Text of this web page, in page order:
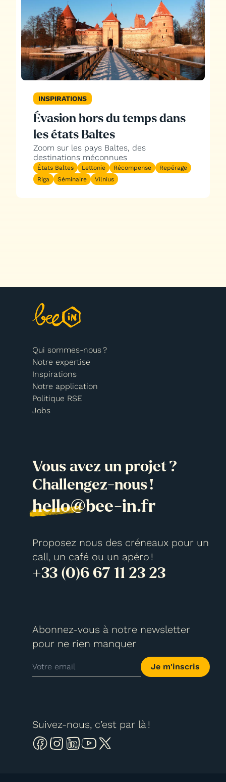
INSPIRATIONS
Évasion hors du temps dans
les états Baltes
Zoom sur les pays Baltes, des
destinations méconnues
États Baltes Lettonie Récompense
Repérage
Riga
Séminaire Vilnius
Qui sommes-nous ?
Notre expertise
Inspirations
Notre application
Politique RSE
Jobs
Vous avez un projet ?
Challengez-nous !
hello@bee-in.fr
Proposez nous des créneaux pour un
call, un café ou un apéro !
+33 (0)6 67 11 23 23
Abonnez-vous à notre newsletter
pour ne rien manquer
Je m'inscris
Suivez-nous, c’est par là !